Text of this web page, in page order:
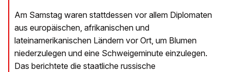
Am Samstag waren stattdessen vor allem Diplomaten
aus europäischen, afrikanischen und
lateinamerikanischen Ländern vor Ort, um Blumen
niederzulegen und eine Schweigeminute einzulegen.
Das berichtete die staatliche russische